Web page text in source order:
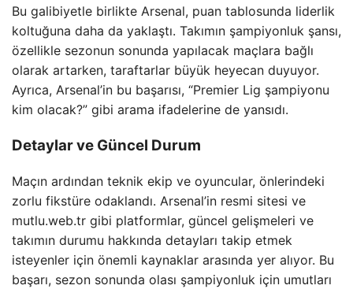
Bu galibiyetle birlikte Arsenal, puan tablosunda liderlik
koltuğuna daha da yaklaştı. Takımın şampiyonluk şansı,
özellikle sezonun sonunda yapılacak maçlara bağlı
olarak artarken, taraftarlar büyük heyecan duyuyor.
Ayrıca, Arsenal’in bu başarısı, “Premier Lig şampiyonu
kim olacak?” gibi arama ifadelerine de yansıdı.
Detaylar ve Güncel Durum
Maçın ardından teknik ekip ve oyuncular, önlerindeki
zorlu fikstüre odaklandı. Arsenal’in resmi sitesi ve
mutlu.web.tr gibi platformlar, güncel gelişmeleri ve
takımın durumu hakkında detayları takip etmek
isteyenler için önemli kaynaklar arasında yer alıyor. Bu
başarı, sezon sonunda olası şampiyonluk için umutları